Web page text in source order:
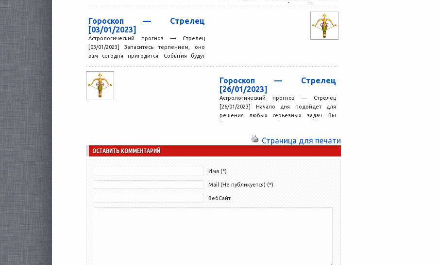
серьезных причин для беспокойства нет.
Гороскоп — Стрелец
[03/01/2023]
Астрологический прогноз — Стрелец
[03/01/2023] Запаситесь терпением, оно
вам сегодня пригодится. События будут
хотелось бы,...
Гороскоп — Стрелец
[26/01/2023]
Астрологический прогноз — Стрелец
[26/01/2023] Начало дня подойдет для
решения любых серьезных задач. Вы
будете внимательны, не станете
Страница для печати
ОСТАВИТЬ КОММЕНТАРИЙ
Имя (*)
Mail (Не публикуется) (*)
ВебСайт